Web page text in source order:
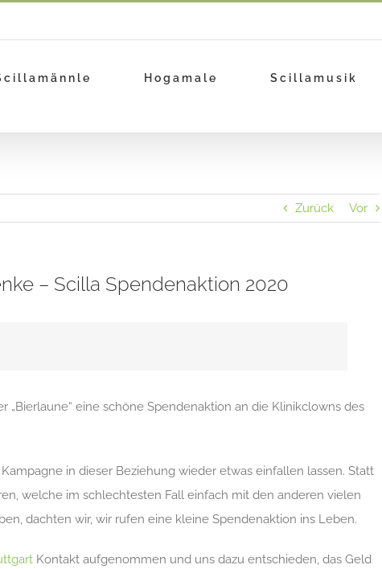
Hogamale Scillamusik
Zurück Vor
– Scilla Spendenaktion 2020
„Bierlaune“ eine schöne Spendenaktion an die Klinikclowns des
in dieser Beziehung wieder etwas einfallen lassen. Statt
welche im schlechtesten Fall einfach mit den anderen vielen
dachten wir, wir rufen eine kleine Spendenaktion ins Leben.
Kontakt aufgenommen und uns dazu entschieden, das Geld